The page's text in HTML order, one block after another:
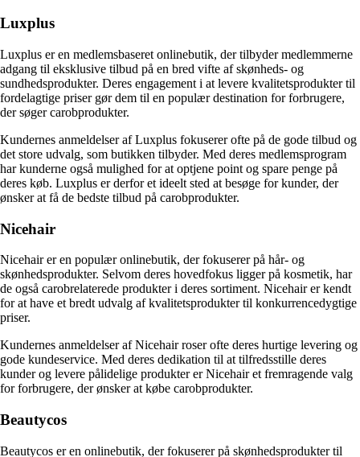
Luxplus
Luxplus er en medlemsbaseret onlinebutik, der tilbyder medlemmerne
adgang til eksklusive tilbud på en bred vifte af skønheds- og
sundhedsprodukter. Deres engagement i at levere kvalitetsprodukter til
fordelagtige priser gør dem til en populær destination for forbrugere,
der søger carobprodukter.
Kundernes anmeldelser af Luxplus fokuserer ofte på de gode tilbud og
det store udvalg, som butikken tilbyder. Med deres medlemsprogram
har kunderne også mulighed for at optjene point og spare penge på
deres køb. Luxplus er derfor et ideelt sted at besøge for kunder, der
ønsker at få de bedste tilbud på carobprodukter.
Nicehair
Nicehair er en populær onlinebutik, der fokuserer på hår- og
skønhedsprodukter. Selvom deres hovedfokus ligger på kosmetik, har
de også carobrelaterede produkter i deres sortiment. Nicehair er kendt
for at have et bredt udvalg af kvalitetsprodukter til konkurrencedygtige
priser.
Kundernes anmeldelser af Nicehair roser ofte deres hurtige levering og
gode kundeservice. Med deres dedikation til at tilfredsstille deres
kunder og levere pålidelige produkter er Nicehair et fremragende valg
for forbrugere, der ønsker at købe carobprodukter.
Beautycos
Beautycos er en onlinebutik, der fokuserer på skønhedsprodukter til